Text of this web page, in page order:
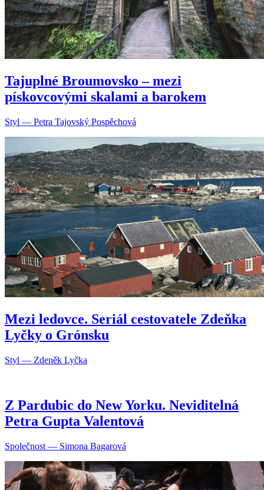
Tajuplné Broumovsko – mezi
pískovcovými skalami a barokem
Styl — Petra Tajovský Pospěchová
Mezi ledovce. Seriál cestovatele Zdeňka
Lyčky o Grónsku
Styl — Zdeněk Lyčka
Z Pardubic do New Yorku. Neviditelná
Petra Gupta Valentová
Společnost — Simona Bagarová